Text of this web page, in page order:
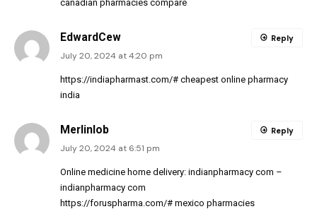
canadian pharmacies compare
EdwardCew
July 20, 2024 at 4:20 pm
https://indiapharmast.com/# cheapest online pharmacy
india
Reply
Merlinlob
July 20, 2024 at 6:51 pm
Online medicine home delivery: indianpharmacy com –
indianpharmacy com
https://foruspharma.com/# mexico pharmacies
Reply